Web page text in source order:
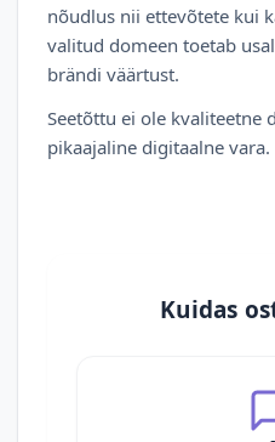
nõudlus nii ettevõtete kui
valitud domeen toetab
brändi väärtust.
Seetõttu ei ole kvaliteetne
pikaajaline digitaalne vara.
Kuidas